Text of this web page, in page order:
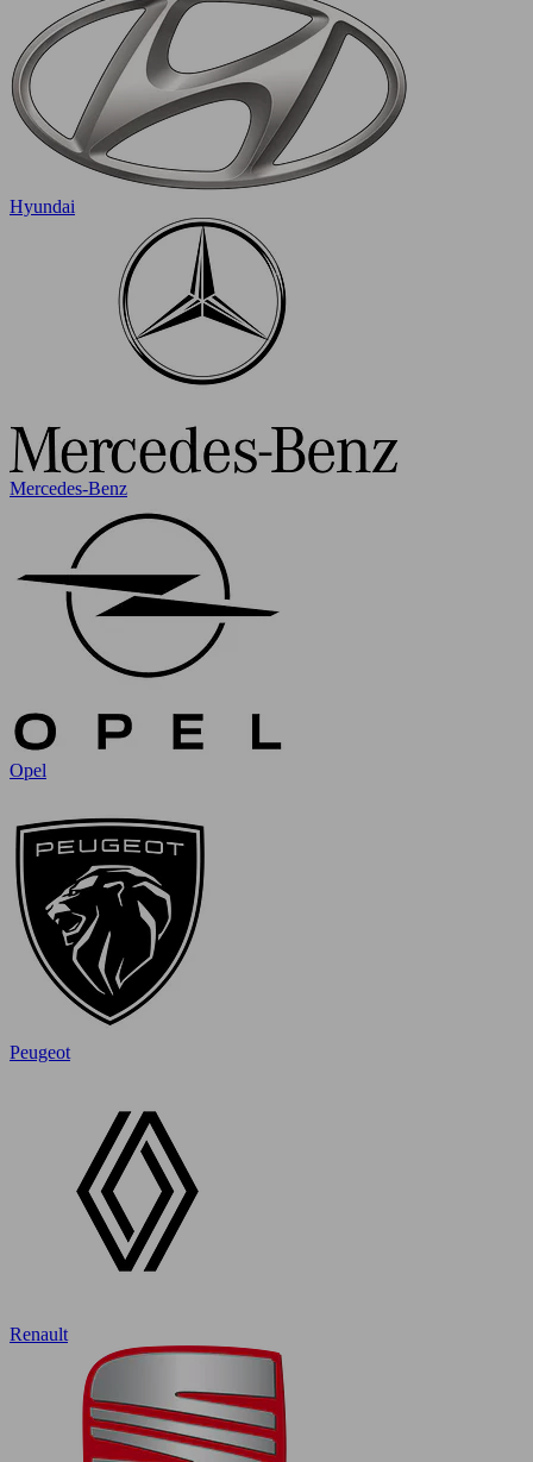
Hyundai
Mercedes-Benz
Opel
Peugeot
Renault